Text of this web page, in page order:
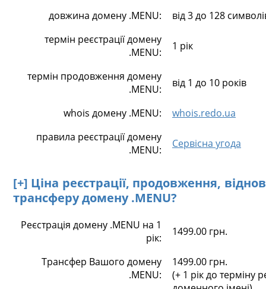
довжина домену .MENU:
від 3 до 128
термін реєстрації домену
.MENU:
1 рік
термін продовження домену
.MENU:
від 1 до 10 років
whois домену .MENU:
whois.redo.ua
правила реєстрації домену
.MENU:
Сервісна угода
[+] Ціна реєстрації, продовження,
трансферу домену .MENU?
Реєстрація домену .MENU на 1
рік:
1499.00 грн.
Трансфер Вашого домену
.MENU:
1499.00 грн.
(+ 1 рік до терміну